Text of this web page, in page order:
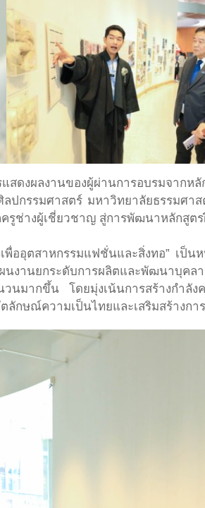
ดงผลงานของผู้ผ่านการอบรมจากห
รรมศาสตร์ มหาวิทยาลัยธรรมศา
รูช่างผู้เชี่ยวชาญ สู่การพัฒนาหลักสู
ออุตสาหกรรมแฟชั่นและสิ่งทอ” เป็
งานยกระดับการผลิตและพัฒนาบุค
มากขึ้น โดยมุ่งเน้นการสร้างกำลัง
กษณ์ความเป็นไทยและเสริมสร้างกา